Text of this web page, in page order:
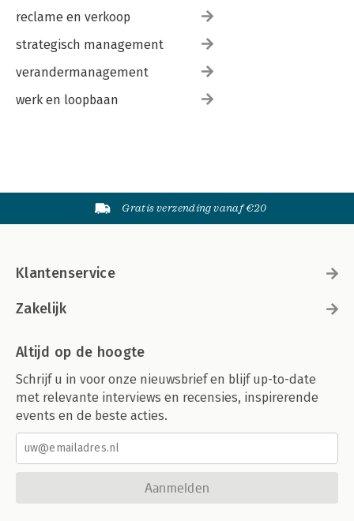
reclame en verkoop
strategisch management
verandermanagement
werk en loopbaan
Gratis verzending vanaf €20
Klantenservice
Zakelijk
Altijd op de hoogte
Schrijf u in voor onze nieuwsbrief en blijf up-to-date
met relevante interviews en recensies, inspirerende
events en de beste acties.
Aanmelden